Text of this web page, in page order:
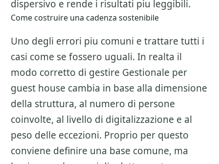
dispersivo e rende i risultati piu leggibili.
Come costruire una cadenza sostenibile
Uno degli errori piu comuni e trattare tutti i
casi come se fossero uguali. In realta il
modo corretto di gestire Gestionale per
guest house cambia in base alla dimensione
della struttura, al numero di persone
coinvolte, al livello di digitalizzazione e al
peso delle eccezioni. Proprio per questo
conviene definire una base comune, ma